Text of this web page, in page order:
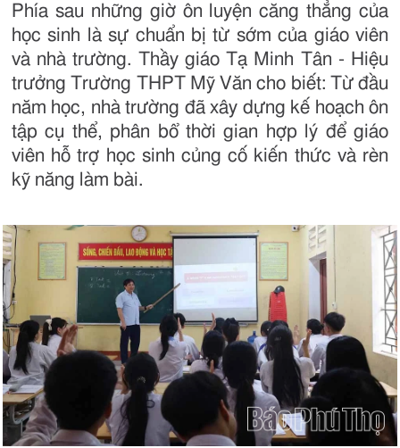
Phía sau những giờ ôn luyện căng thẳng của
học sinh là sự chuẩn bị từ sớm của giáo viên
và nhà trường. Thầy giáo Tạ Minh Tân - Hiệu
trưởng Trường THPT Mỹ Văn cho biết: Từ đầu
năm học, nhà trường đã xây dựng kế hoạch ôn
tập cụ thể, phân bổ thời gian hợp lý để giáo
viên hỗ trợ học sinh củng cố kiến thức và rèn
kỹ năng làm bài.